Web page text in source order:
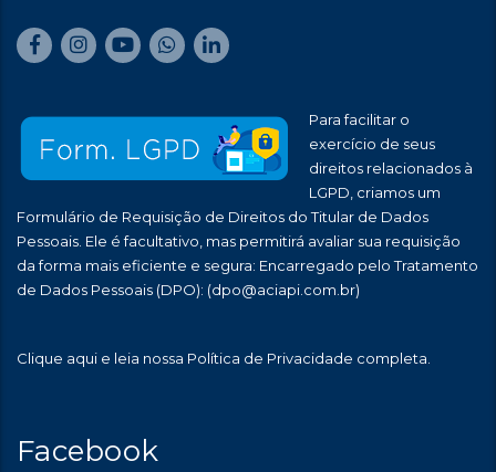
Para facilitar o
exercício de seus
direitos relacionados à
LGPD, criamos um
Formulário de Requisição de Direitos do Titular de Dados
Pessoais. Ele é facultativo, mas permitirá avaliar sua requisição
da forma mais eficiente e segura: Encarregado pelo Tratamento
de Dados Pessoais (DPO): (dpo@aciapi.com.br)
Clique aqui e leia nossa Política de Privacidade completa.
Facebook